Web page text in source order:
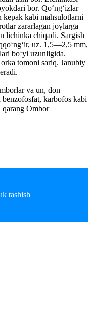
bor. Qoʻngʻizlar
kepak kabi mahsulotlarni
zararlagan joylarga
lichinka chiqadi. Sargish
uz. 1,5—2,5 mm,
boʻyi uzunligida.
tomoni sariq. Janubiy
va un, don
karbofos kabi
Ombor
tashish